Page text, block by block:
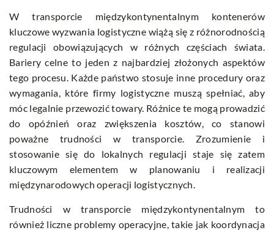
W transporcie międzykontynentalnym kontenerów
kluczowe wyzwania logistyczne wiążą się z różnorodnością
regulacji obowiązujących w różnych częściach świata.
Bariery celne to jeden z najbardziej złożonych aspektów
tego procesu. Każde państwo stosuje inne procedury oraz
wymagania, które firmy logistyczne muszą spełniać, aby
móc legalnie przewozić towary. Różnice te mogą prowadzić
do opóźnień oraz zwiększenia kosztów, co stanowi
poważne trudności w transporcie. Zrozumienie i
stosowanie się do lokalnych regulacji staje się zatem
kluczowym elementem w planowaniu i realizacji
międzynarodowych operacji logistycznych.
Trudności w transporcie międzykontynentalnym to
również liczne problemy operacyjne, takie jak koordynacja